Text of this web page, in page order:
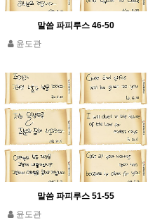
말씀 파피루스 46-50
윤도관
말씀 파피루스 51-55
윤도관